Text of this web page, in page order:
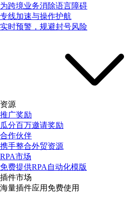
为跨境业务消除语言障碍
专线加速与操作护航
实时预警，规避封号风险
资源
推广奖励
瓜分百万邀请奖励
合作伙伴
携手整合外贸资源
RPA市场
免费提供RPA自动化模版
插件市场
海量插件应用免费使用